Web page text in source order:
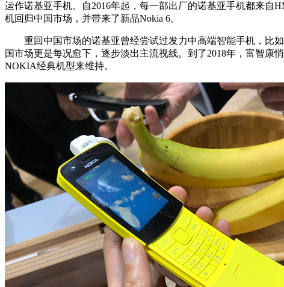
运作诺基亚手机。自2016年起，每一部出厂的诺基亚手机都来自
机回归中国市场，并带来了新品Nokia 6。
重回中国市场的诺基亚曾经尝试过发力中高端智能手机，比如
国市场更是每况愈下，逐步淡出主流视线。到了2018年，富智
NOKIA经典机型来维持。